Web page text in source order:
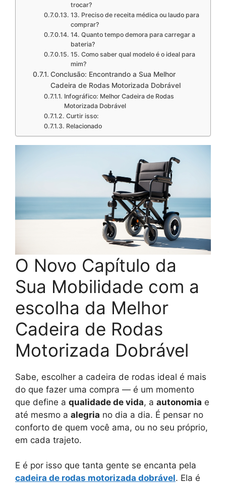
trocar?
13. Preciso de receita médica ou laudo para
comprar?
14. Quanto tempo demora para carregar a
bateria?
15. Como saber qual modelo é o ideal para
mim?
Conclusão: Encontrando a Sua Melhor
Cadeira de Rodas Motorizada Dobrável
Infográfico: Melhor Cadeira de Rodas
Motorizada Dobrável
Curtir isso:
Relacionado
O Novo Capítulo da
Sua Mobilidade com a
escolha da Melhor
Cadeira de Rodas
Motorizada Dobrável
Sabe, escolher a cadeira de rodas ideal é mais
do que fazer uma compra — é um momento
que define a qualidade de vida, a autonomia e
até mesmo a alegria no dia a dia. É pensar no
conforto de quem você ama, ou no seu próprio,
em cada trajeto.
E é por isso que tanta gente se encanta pela
cadeira de rodas motorizada dobrável. Ela é